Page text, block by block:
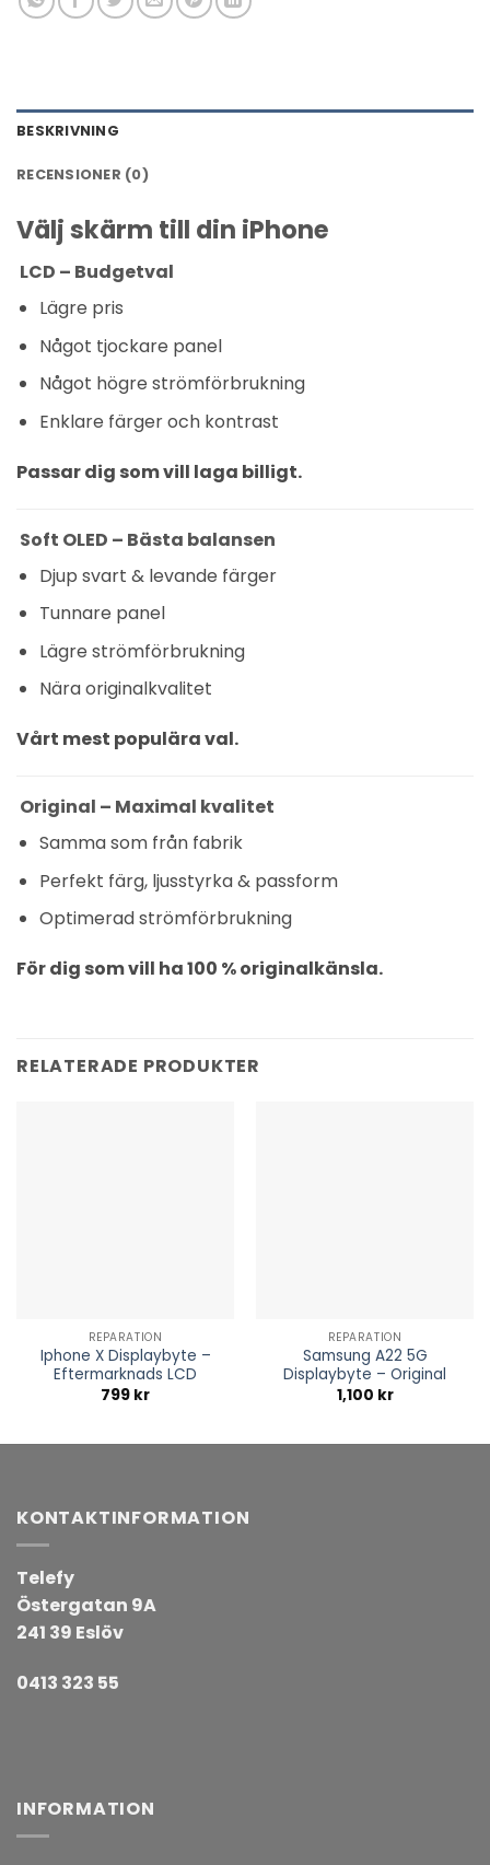
BESKRIVNING
RECENSIONER (0)
Välj skärm till din iPhone
LCD – Budgetval
Lägre pris
Något tjockare panel
Något högre strömförbrukning
Enklare färger och kontrast
Passar dig som vill laga billigt.
Soft OLED – Bästa balansen
Djup svart & levande färger
Tunnare panel
Lägre strömförbrukning
Nära originalkvalitet
Vårt mest populära val.
Original – Maximal kvalitet
Samma som från fabrik
Perfekt färg, ljusstyrka & passform
Optimerad strömförbrukning
För dig som vill ha 100 % originalkänsla.
RELATERADE PRODUKTER
REPARATION
Iphone X Displaybyte –
Eftermarknads LCD
799 kr
REPARATION
Samsung A22 5G
Displaybyte – Original
1,100 kr
KONTAKTINFORMATION
Telefy
Östergatan 9A
241 39 Eslöv
0413 323 55
INFORMATION